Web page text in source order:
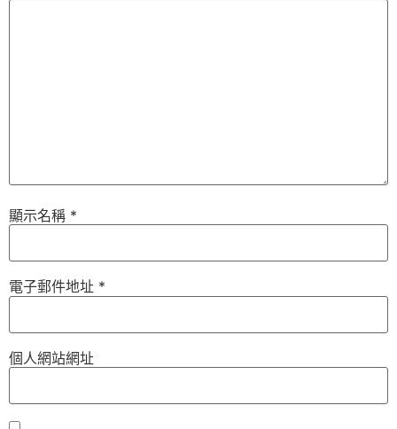
顯示名稱 *
電子郵件地址 *
個人網站網址